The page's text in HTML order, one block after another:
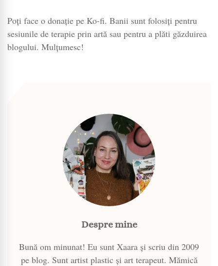
Poți face o donație pe Ko-fi. Banii sunt folosiți pentru
sesiunile de terapie prin artă sau pentru a plăti găzduirea
blogului. Mulțumesc!
Despre mine
Bună om minunat! Eu sunt Xaara și scriu din 2009
pe blog. Sunt artist plastic și art terapeut. Mămică